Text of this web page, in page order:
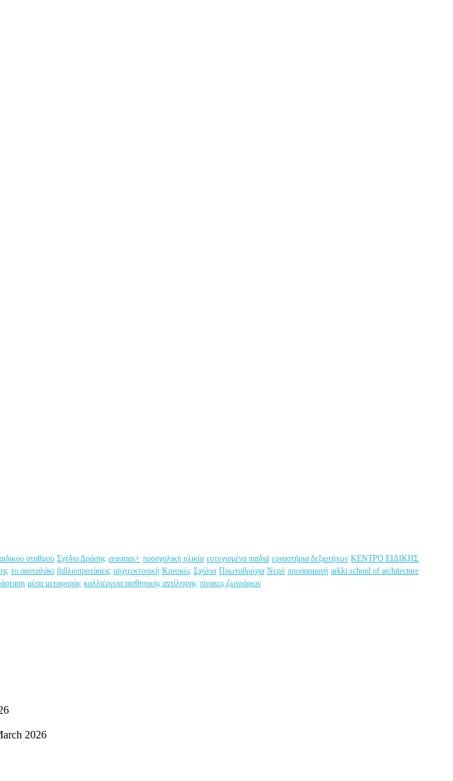
σταθμού Σχέδιο Δράσης erasmus+ προσχολική ηλικία ευτυχισμένα παιδιά εργαστήρια δεξιοτήτων ΚΕΝΤΡΟ ΕΙΔΙΚΗΣ
το σανταλάκι βιβλιοπροτάσεις αρχιτεκτονική Κριτικές Σχόλια Πρωτοβρόχια Νερό προσαρμογή arkki school of architecture
μέσα μεταφοράς καλλιέργεια αισθητικής αντίληψης πίνακες ζωγράφων
2026